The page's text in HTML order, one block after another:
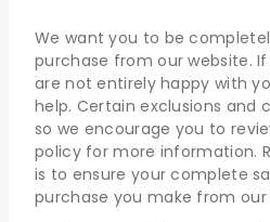
We want you to be
purchase from our website.
are not entirely happy with
help. Certain exclusions and
so we encourage you to
policy for more information.
is to ensure your complete
purchase you make from our